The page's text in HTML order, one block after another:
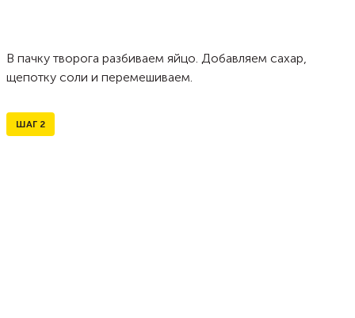
В пачку творога разбиваем яйцо. Добавляем сахар,
щепотку соли и перемешиваем.
ШАГ 2